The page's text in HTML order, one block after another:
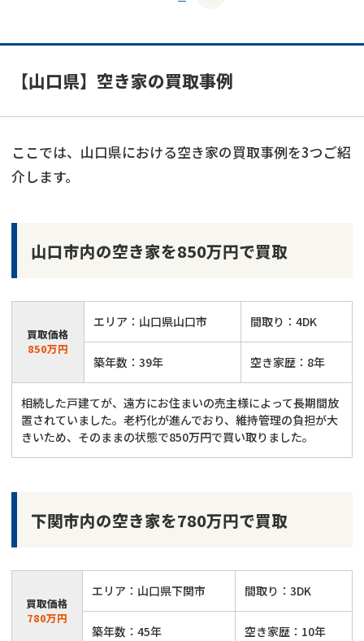
【山口県】空き家の買取事例
ここでは、山口県における空き家の買取事例を3つご紹
介します。
山口市内の空き家を850万円で買取
買取価格
850万円
エリア：山口県山口市 間取り：4DK
築年数：39年 空き家歴：8年
相続した戸建てが、遠方にお住まいの売主様によって長期間放
置されていました。老朽化が進んでおり、維持管理の負担が大
きいため、そのままの状態で850万円で買い取りました。
下関市内の空き家を780万円で買取
買取価格
780万円
エリア：山口県下関市 間取り：3DK
築年数：45年 空き家歴：10年